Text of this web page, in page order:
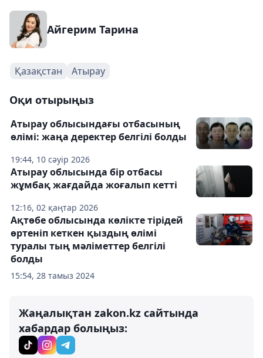
Айгерим Тарина
Қазақстан Атырау
Оқи отырыңыз
19:44, 10 сәуір 2026
Атырау облысындағы отбасының
өлімі: жаңа деректер белгілі болды
12:16, 02 қаңтар 2026
Атырау облысында бір отбасы
жұмбақ жағдайда жоғалып кетті
15:54, 28 тамыз 2024
Ақтөбе облысында көлікте тірідей
өртеніп кеткен қыздың өлімі
туралы тың мәліметтер белгілі
болды
Жаңалықтан zakon.kz сайтында
хабардар болыңыз: